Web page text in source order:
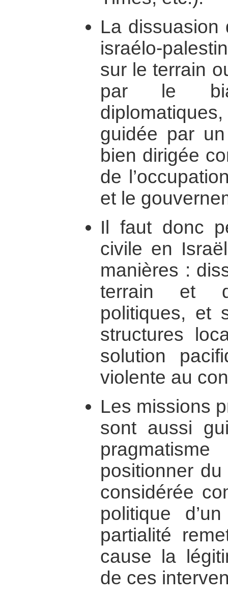
La
israélo-
sur le terrain
par le
guidée par
bien dirigée
de
et le
Il faut donc
civile en
manières :
terrain et
politiques, et
structures
solution
violente au
Les missions
sont aussi
positionner
considérée
politique
partialité
cause la
de ces